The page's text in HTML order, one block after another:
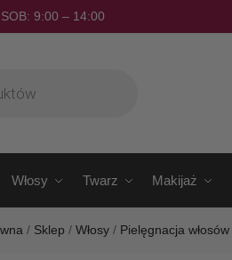
9:00 – 14:00
Włosy Twarz Makijaż
/ Sklep /Włosy / Pielęgnacja włosów